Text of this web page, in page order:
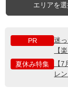
エリアを選
PR
迷
【
夏休み特集
【
レ